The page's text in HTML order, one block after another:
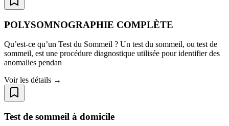
POLYSOMNOGRAPHIE COMPLÈTE
Qu’est-ce qu’un Test du Sommeil ? Un test du sommeil, ou test de
sommeil, est une procédure diagnostique utilisée pour identifier des
anomalies pendan
Voir les détails →
Test de sommeil à domicile